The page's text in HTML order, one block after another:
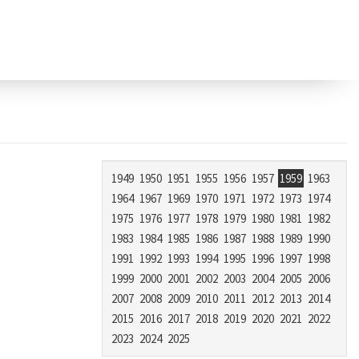
1949 1950 1951 1955 1956 1957 1959 1963
1964 1967 1969 1970 1971 1972 1973 1974
1975 1976 1977 1978 1979 1980 1981 1982
1983 1984 1985 1986 1987 1988 1989 1990
1991 1992 1993 1994 1995 1996 1997 1998
1999 2000 2001 2002 2003 2004 2005 2006
2007 2008 2009 2010 2011 2012 2013 2014
2015 2016 2017 2018 2019 2020 2021 2022
2023 2024 2025